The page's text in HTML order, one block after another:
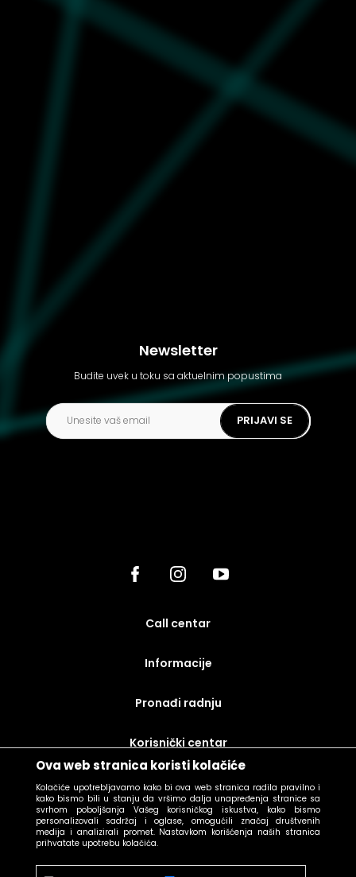
Ova web stranica koristi kolačiće
Kolačiće upotrebljavamo kako bi ova web stranica radila pravilno i
kako bismo bili u stanju da vršimo dalja unapređenja stranice sa
svrhom poboljšanja Vašeg korisničkog iskustva, kako bismo
personalizovali sadržaj i oglase, omogućili značaj društvenih
medija i analizirali promet. Nastavkom korišćenja naših stranica
prihvatate upotrebu kolačića.
Newsletter
Budite uvek u toku sa aktuelnim popustima
PRIJAVI SE
call centar
Informacije
Pronađi radnju
korisnički centar
uslovi prodaje